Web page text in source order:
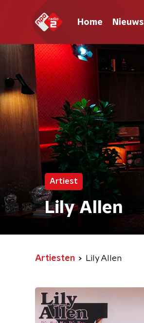
Home Nieuws
Artiest
Lily Allen
Artiesten Lily Allen